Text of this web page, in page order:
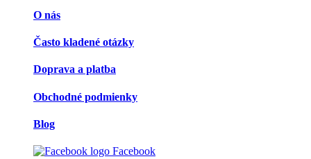
O nás
Často kladené otázky
Doprava a platba
Obchodné podmienky
Blog
Facebook